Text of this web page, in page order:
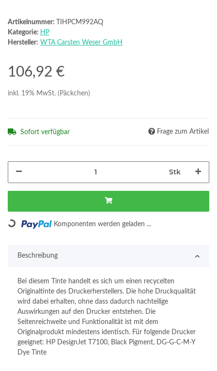
Artikelnummer:
TIHPCM992AQ
Kategorie: HP
Hersteller: WTA Carsten Weser GmbH
106,92 €
inkl. 19% MwSt. (Päckchen)
Sofort verfügbar Frage zum Artikel
Stk
Loading... Komponenten werden geladen ...
Beschreibung
Bei diesem Tinte handelt es sich um einen recycelten
Originaltinte des Druckerherstellers. Die hohe Druckqualität
wird dabei erhalten, ohne dass dadurch nachteilige
Auswirkungen auf den Drucker entstehen. Die
Seitenreichweite und Funktionalität ist mit dem
Originalprodukt mindestens identisch. Für folgende Drucker
geeignet: HP DesignJet T7100, Black Pigment, DG-G-C-M-Y
Dye Tinte